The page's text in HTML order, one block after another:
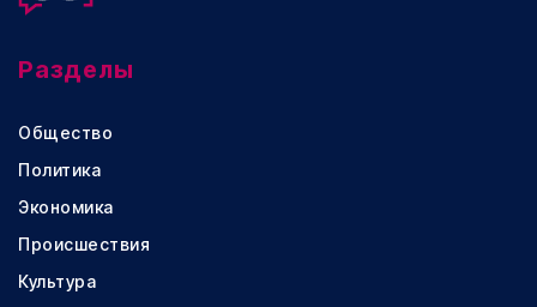
Разделы
Общество
Политика
Экономика
Происшествия
Культура